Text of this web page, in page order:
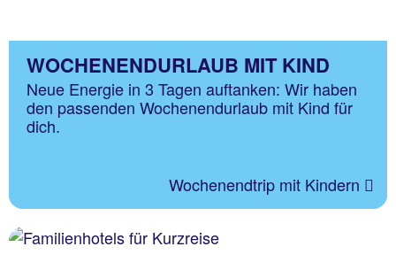
WOCHENENDURLAUB MIT KIND
Neue Energie in 3 Tagen auftanken: Wir haben
den passenden Wochenendurlaub mit Kind für
dich.
Wochenendtrip mit Kindern